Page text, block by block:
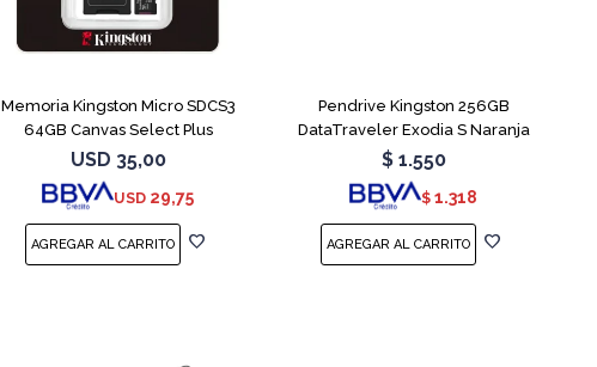
Memoria Kingston Micro SDCS3
64GB Canvas Select Plus
USD 35,00
USD 29,75
Pendrive Kingston 256GB
DataTraveler Exodia S Naranja
$ 1.550
$ 1.318